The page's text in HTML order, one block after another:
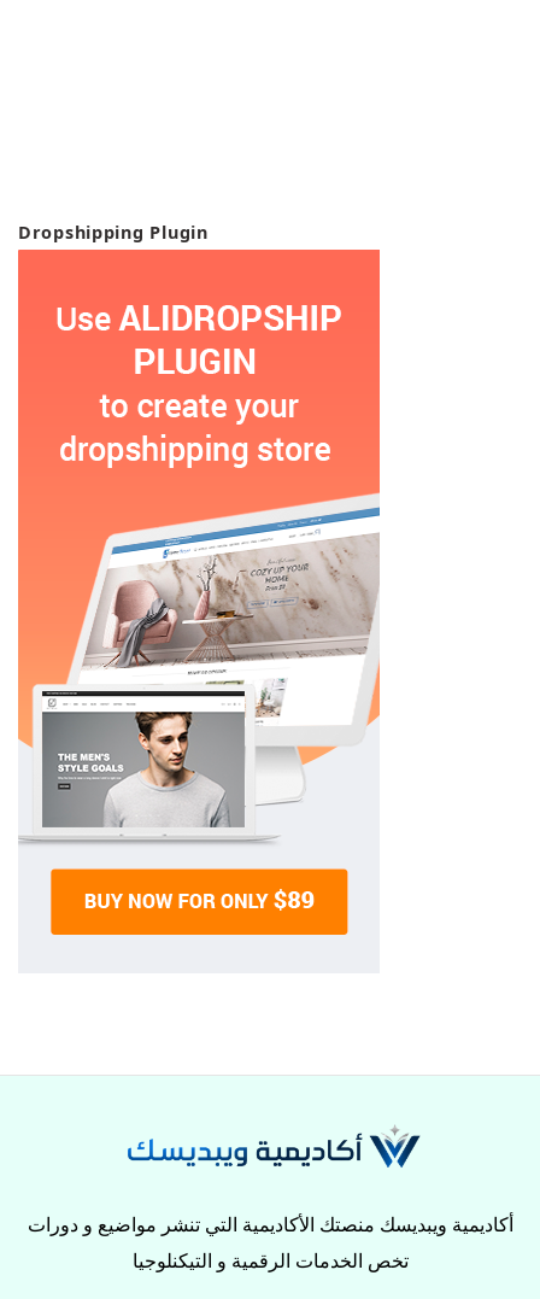
Dropshipping Plugin
أكاديمية ويبديسك منصتك الأكاديمية التي تنشر مواضيع و دورات
تخص الخدمات الرقمية و التيكنلوجيا